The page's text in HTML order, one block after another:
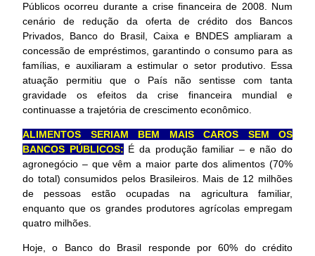
Públicos ocorreu durante a crise financeira de 2008. Num
cenário de redução da oferta de crédito dos Bancos
Privados, Banco do Brasil, Caixa e BNDES ampliaram a
concessão de empréstimos, garantindo o consumo para as
famílias, e auxiliaram a estimular o setor produtivo. Essa
atuação permitiu que o País não sentisse com tanta
gravidade os efeitos da crise financeira mundial e
continuasse a trajetória de crescimento econômico.
ALIMENTOS SERIAM BEM MAIS CAROS SEM OS
BANCOS PÚBLICOS: É da produção familiar – e não do
agronegócio – que vêm a maior parte dos alimentos (70%
do total) consumidos pelos Brasileiros. Mais de 12 milhões
de pessoas estão ocupadas na agricultura familiar,
enquanto que os grandes produtores agrícolas empregam
quatro milhões.
Hoje, o Banco do Brasil responde por 60% do crédito